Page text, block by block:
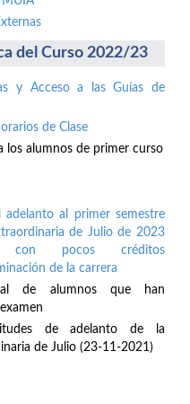
del Curso 2022/23
y Acceso a las Guías de
de Clase
los alumnos de primer curso
adelanto al primer semestre
de Julio de 2023
con pocos créditos
de la carrera
de alumnos que han
de adelanto de la
de Julio (23-11-2021)